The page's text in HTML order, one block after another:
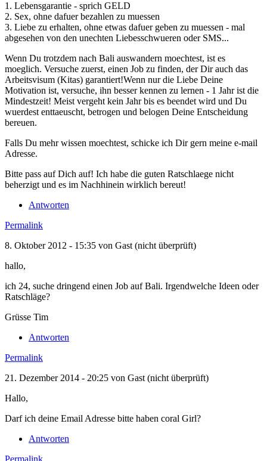
1. Lebensgarantie - sprich GELD
2. Sex, ohne dafuer bezahlen zu muessen
3. Liebe zu erhalten, ohne etwas dafuer geben zu muessen - mal
abgesehen von den unechten Liebesschwueren oder SMS...
Wenn Du trotzdem nach Bali auswandern moechtest, ist es
moeglich. Versuche zuerst, einen Job zu finden, der Dir auch das
Arbeitsvisum (Kitas) garantiert!Wenn nur die Liebe Deine
Motivation ist, versuche, ihn besser kennen zu lernen - 1 Jahr ist die
Mindestzeit! Meist vergeht kein Jahr bis es beendet wird und Du
wuerdest enttaeuscht, betrogen und belogen Deine Entscheidung
bereuen.
Falls Du mehr wissen moechtest, schicke ich Dir gern meine e-mail
Adresse.
Bitte pass auf Dich auf! Ich habe die guten Ratschlaege nicht
beherzigt und es im Nachhinein wirklich bereut!
Antworten
Permalink
8. Oktober 2012 - 15:35 von Gast (nicht überprüft)
hallo,
ich 24, suche dringend einen Job auf Bali. Irgendwelche Ideen oder
Ratschläge?
Grüsse Tim
Antworten
Permalink
21. Dezember 2014 - 20:25 von Gast (nicht überprüft)
Hallo,
Darf ich deine Email Adresse bitte haben coral Girl?
Antworten